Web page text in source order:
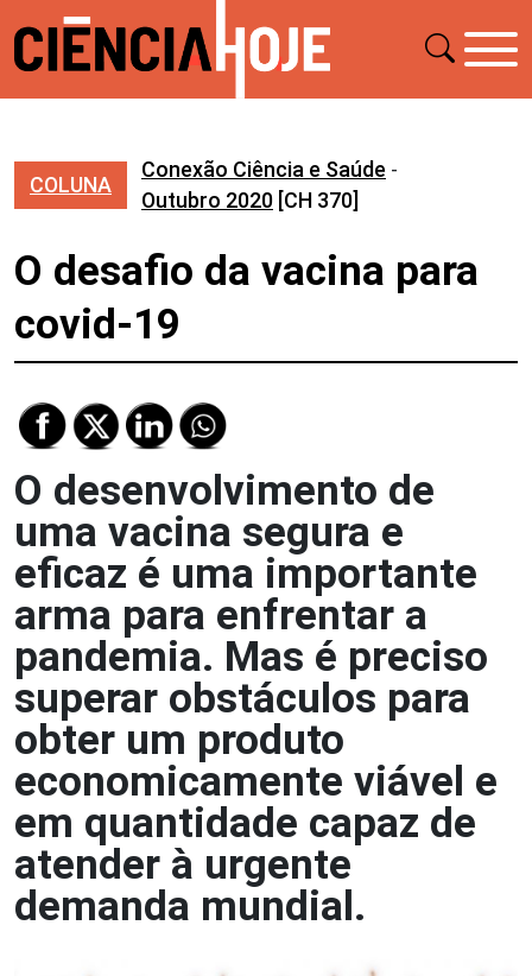
COLUNA
Conexão Ciência e Saúde -
Outubro 2020 [CH 370]
O desafio da vacina para
covid-19
O desenvolvimento de
uma vacina segura e
eficaz é uma importante
arma para enfrentar a
pandemia. Mas é preciso
superar obstáculos para
obter um produto
economicamente viável e
em quantidade capaz de
atender à urgente
demanda mundial.